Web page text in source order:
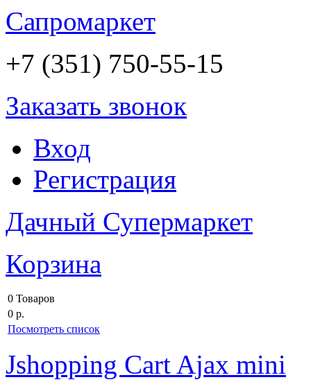
Сапромаркет
+7 (351) 750-55-15
Заказать звонок
Вход
Регистрация
Дачный Супермаркет
Корзина
0 Товаров
0 р.
Посмотреть список
Jshopping Cart Ajax mini